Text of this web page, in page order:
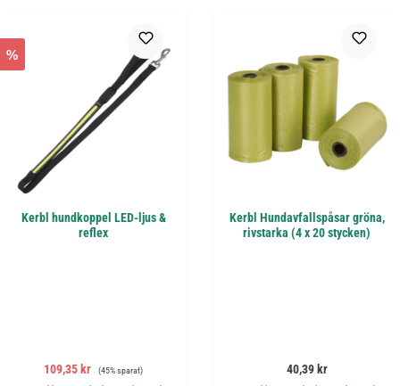
%
Kerbl hundkoppel LED-ljus &
reflex
Försäljningspris:
109,35 kr Ordinarie pris:
(45% sparat)
Kerbl Hundavfallspåsar gröna,
rivstarka (4 x 20 stycken)
Ordinarie pris:
40,39 kr